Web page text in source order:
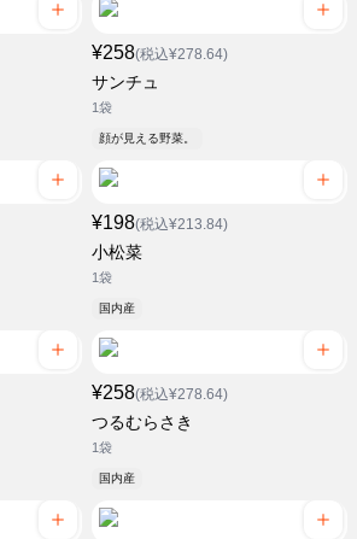
¥258(税込¥278.64)
サンチュ
1袋
顔が見える野菜。
¥198(税込¥213.84)
小松菜
1袋
国内産
¥258(税込¥278.64)
つるむらさき
1袋
国内産